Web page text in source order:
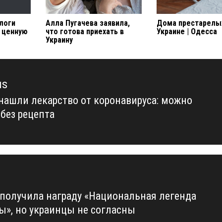
Алла Пугачева заявила,
что готова приехать в
Украину
Дома
Украине | Одесса
лекарство от коронавируса: можно
рецепта
награду «Национальная легенда
но украинцы не согласны